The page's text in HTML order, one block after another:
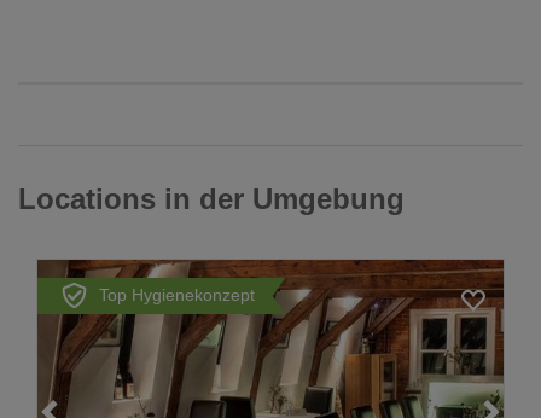
Locations in der Umgebung
Top Hygienekonzept
Loading...